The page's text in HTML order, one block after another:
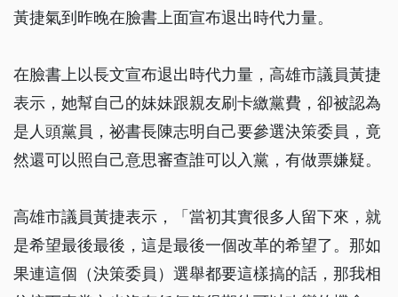
黃捷氣到昨晚在臉書上面宣布退出時代力量。
在臉書上以長文宣布退出時代力量，高雄市議員黃捷
表示，她幫自己的妹妹跟親友刷卡繳黨費，卻被認為
是人頭黨員，祕書長陳志明自己要參選決策委員，竟
然還可以照自己意思審查誰可以入黨，有做票嫌疑。
高雄市議員黃捷表示，「當初其實很多人留下來，就
是希望最後最後，這是最後一個改革的希望了。那如
果連這個（決策委員）選舉都要這樣搞的話，那我相